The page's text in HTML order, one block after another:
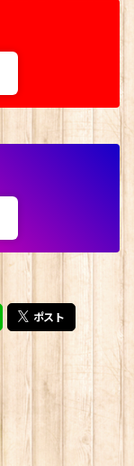
ポスト